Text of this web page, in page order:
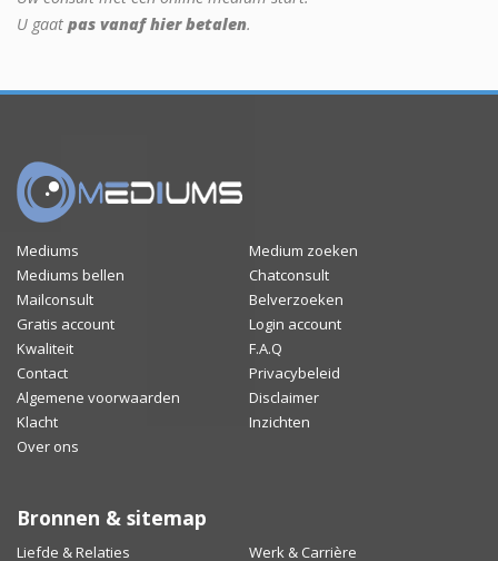
U gaat pas vanaf hier betalen.
Mediums
Medium zoeken
Mediums bellen
Chatconsult
Mailconsult
Belverzoeken
Gratis account
Login account
Kwaliteit
F.A.Q
Contact
Privacybeleid
Algemene voorwaarden
Disclaimer
Klacht
Inzichten
Over ons
Bronnen & sitemap
Liefde & Relaties Werk & Carrière